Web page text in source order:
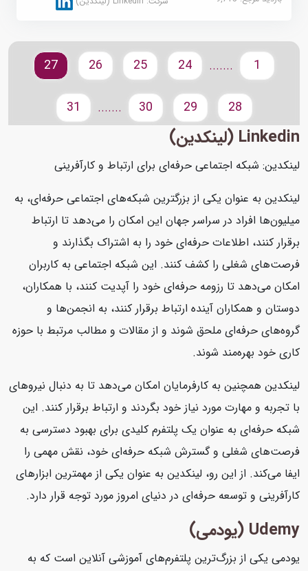
.......
24
25
26
27
28
29
30
.......
31
Linkedin (لینکدین)
لینکدین: شبکه اجتماعی حرفه‌ای برای ارتباط و کارآفرینی
لینکدین به عنوان یکی از بزرگترین شبکه‌های اجتماعی حرفه‌ای، به
میلیون‌ها افراد در سراسر جهان این امکان را می‌دهد تا ارتباط
برقرار کنند، اطلاعات حرفه‌ای خود را به اشتراک بگذارند و
فرصت‌های شغلی را کشف کنند. این شبکه اجتماعی به کاربران
امکان می‌دهد تا رزومه حرفه‌ای خود را آپدیت کنند، با همکاران،
دوستان و همکاران آینده ارتباط برقرار کنند، به انجمن‌ها و
گروه‌های حرفه‌ای ملحق شوند و از مقالات و مطالب مرتبط با حوزه
کاری خود بهره‌مند شوند.
لینکدین همچنین به کارفرمایان امکان می‌دهد تا به دنبال نیروهای
با تجربه و مهارت مورد نیاز خود بگردند و ارتباط برقرار کنند. این
شبکه حرفه‌ای به عنوان یک پلتفرم کلیدی برای بهبود دسترسی به
فرصت‌های شغلی و گسترش شبکه حرفه‌ای خود، نقش مهمی را
ایفا می‌کند. از این رو، لینکدین به عنوان یکی از مهمترین ابزارهای
کارآفرینی و توسعه حرفه‌ای در دنیای امروز مورد توجه قرار دارد.
Udemy (یودمی)
یودمی یکی از بزرگ‌ترین پلتفرم‌های آموزشی آنلاین است که به